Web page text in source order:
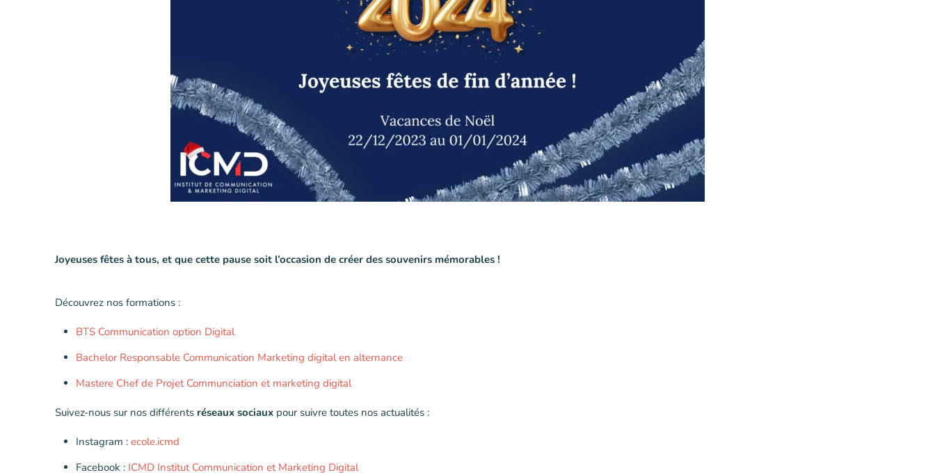
Joyeuses fêtes à tous, et que cette pause soit l’occasion de créer des souvenirs mémorables !
Découvrez nos formations :
BTS Communication option Digital
Bachelor Responsable Communication Marketing digital en alternance
Mastere Chef de Projet Communciation et marketing digital
Suivez-nous sur nos différents réseaux sociaux pour suivre toutes nos actualités :
Instagram :ecole.icmd
Facebook : ICMD Institut Communication et Marketing Digital